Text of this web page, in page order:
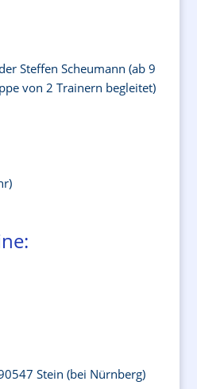
Steffen Scheumann (ab 9
von 2 Trainern begleitet)
Stein (bei Nürnberg)